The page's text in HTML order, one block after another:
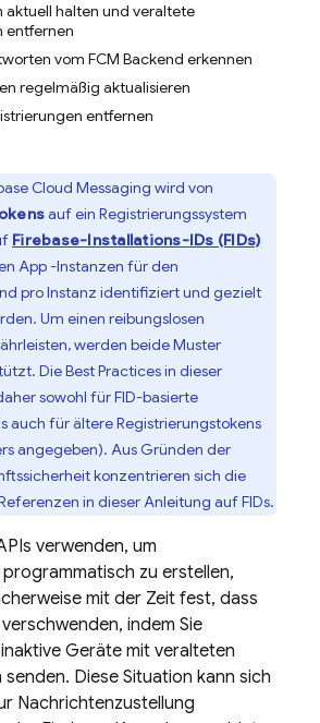
aktuell halten und veraltete
entfernen
vom FCM Backend erkennen
regelmäßig aktualisieren
entfernen
Cloud Messaging wird von
auf ein Registrierungssystem
Firebase-Installations-IDs (FIDs)
App -Instanzen für den
pro Instanz identifiziert und gezielt
Um einen reibungslosen
werden beide Muster
Die Best Practices in dieser
sowohl für FID-basierte
auch für ältere Registrierungstokens
angegeben). Aus Gründen der
konzentrieren sich die
in dieser Anleitung auf FIDs.
verwenden, um
zu erstellen,
mit der Zeit fest, dass
indem Sie
Geräte mit veralteten
Diese Situation kann sich
Nachrichtenzustellung